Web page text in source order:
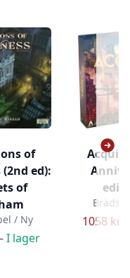
of
ed):
of
/ Ny
I lager
1058 kr